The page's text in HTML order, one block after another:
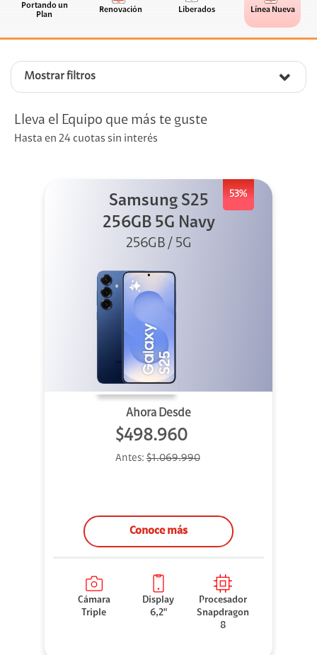
Portando un
Plan
Renovación Liberados Línea Nueva
Mostrar filtros
Lleva el Equipo que más te guste
Hasta en 24 cuotas sin interés
53%
Samsung S25
256GB 5G Navy
256GB / 5G
Ahora Desde
$498.960
Antes:$1.069.990
Conoce más
Cámara
Triple
Display
6,2"
Procesador
Snapdragon
8